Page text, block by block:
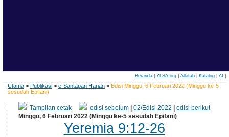
Beranda| YLSA.org| Alkitab| Katalog| AI
Utama > Publikasi > e-Santapan Harian > Edisi Minggu, 6 Februari 2022 (Minggu ke-5
sesudah Epifani)
Tampilan cetak edisi sebelum |02/Edisi 2022 |edisi berikut
Minggu, 6 Februari 2022 (Minggu ke-5 sesudah Epifani)
Yeremia 9:12-26